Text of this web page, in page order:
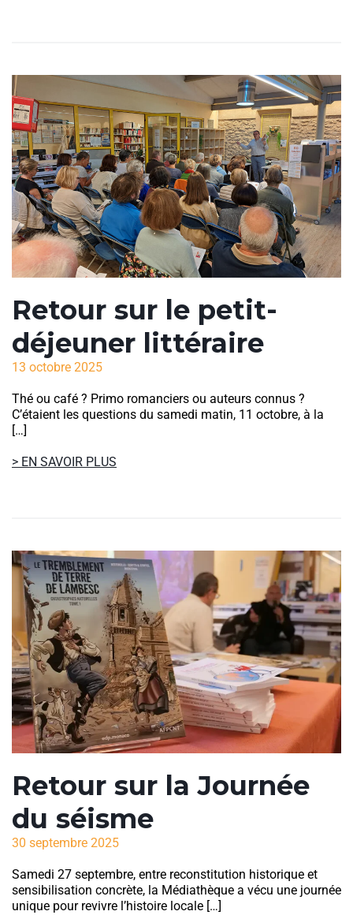
Retour sur le petit-
déjeuner littéraire
13 octobre 2025
Thé ou café ? Primo romanciers ou auteurs connus ?
C’étaient les questions du samedi matin, 11 octobre, à la
[…]
> EN SAVOIR PLUS
Retour sur la Journée
du séisme
30 septembre 2025
Samedi 27 septembre, entre reconstitution historique et
sensibilisation concrète, la Médiathèque a vécu une journée
unique pour revivre l’histoire locale […]